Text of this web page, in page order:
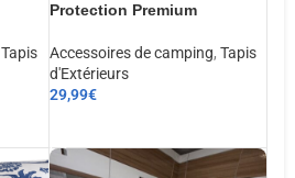
Tapis
Protection Premium
Accessoires de camping, Tapis
d'Extérieurs
29,99€